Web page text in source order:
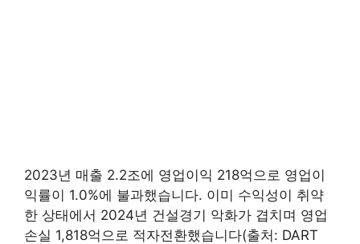
2023년 매출 2.2조에 영업이익 218억으로 영업이
익률이 1.0%에 불과했습니다. 이미 수익성이 취약
한 상태에서 2024년 건설경기 악화가 겹치며 영업
손실 1,818억으로 적자전환했습니다(출처: DART